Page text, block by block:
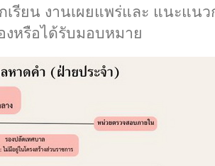
รียน งานเผยแพร่และ แนะแนว
งหรือได้รับมอบหมาย